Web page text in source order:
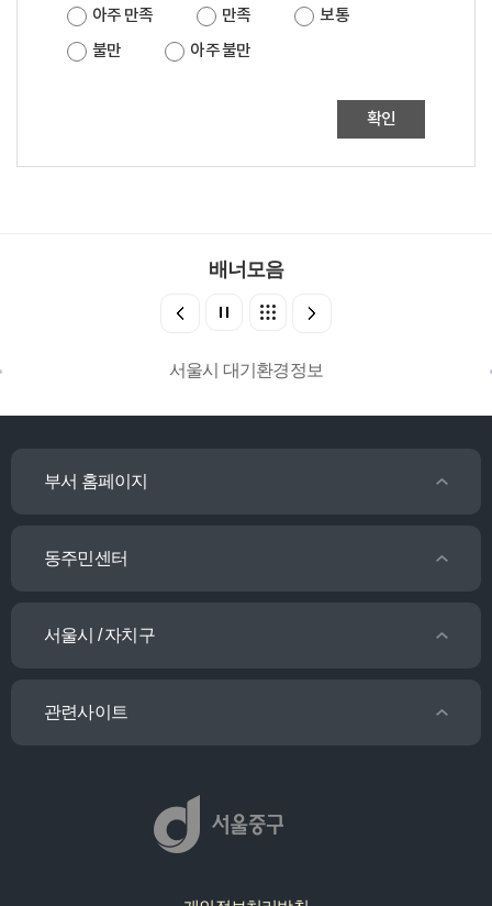
아주 만족 만족
보통
불만
아주 불만
확인
배너모음
서울시 대기환경정보
부서 홈페이지
동주민센터
서울시 / 자치구
관련사이트